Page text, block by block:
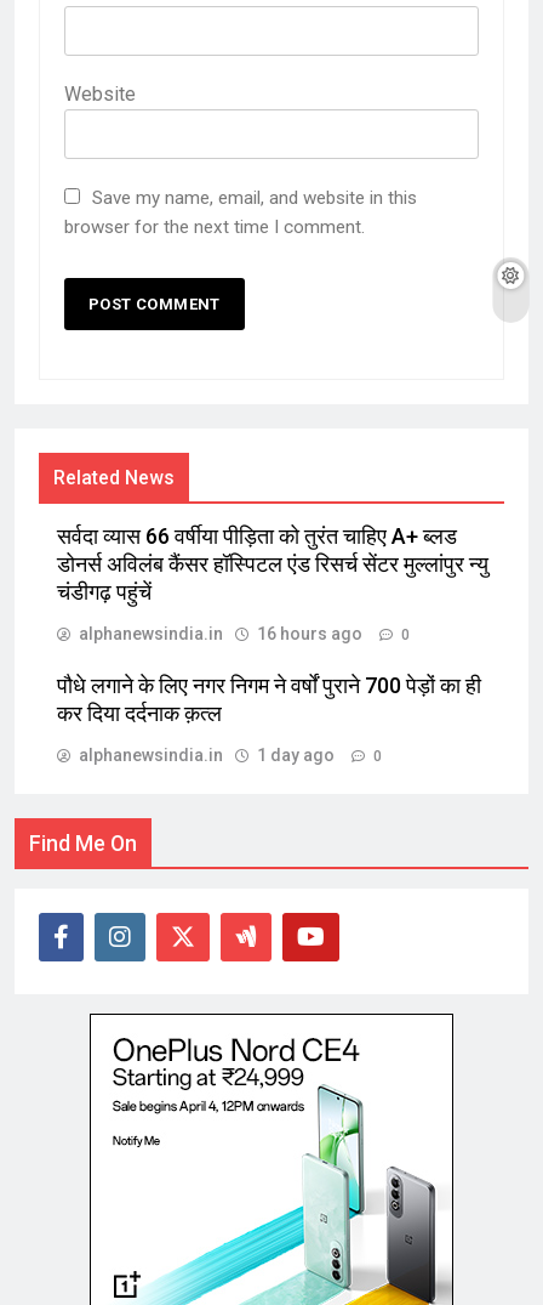
Website
Save my name, email, and website in this
browser for the next time I comment.
Related News
सर्वदा व्यास 66 वर्षीया पीड़िता को तुरंत चाहिए A+ ब्लड
डोनर्स अविलंब कैंसर हॉस्पिटल एंड रिसर्च सेंटर मुल्लांपुर न्यु
चंडीगढ़ पहुंचें
alphanewsindia.in 16 hours ago 0
पौधे लगाने के लिए नगर निगम ने वर्षों पुराने 700 पेड़ों का ही
कर दिया दर्दनाक क़त्ल
alphanewsindia.in 1 day ago 0
Find Me On